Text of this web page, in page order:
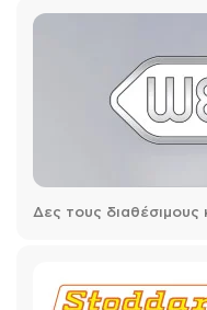
Δες τους διαθέσιμους